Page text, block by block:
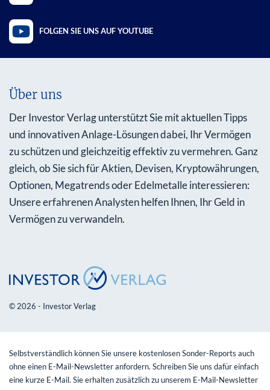
FOLGEN SIE UNS AUF YOUTUBE
Über uns
Der Investor Verlag unterstützt Sie mit aktuellen Tipps
und innovativen Anlage-Lösungen dabei, Ihr Vermögen
zu schützen und gleichzeitig effektiv zu vermehren. Ganz
gleich, ob Sie sich für Aktien, Devisen, Kryptowährungen,
Optionen, Megatrends oder Edelmetalle interessieren:
Unsere erfahrenen Analysten helfen Ihnen, Ihr Geld in
Vermögen zu verwandeln.
© 2026 - Investor Verlag
Selbstverständlich können Sie unsere kostenlosen Sonder-Reports auch
ohne einen E-Mail-Newsletter anfordern. Schreiben Sie uns dafür einfach
eine kurze E-Mail. Sie erhalten zusätzlich zu unserem E-Mail-Newsletter